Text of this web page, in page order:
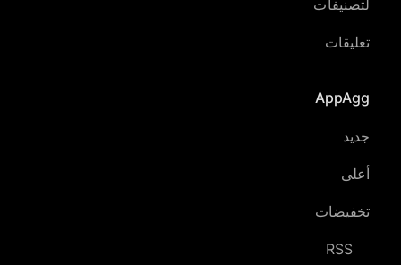
لتصنيفات
تعليقات
AppAgg
جديد
أعلى
تخفيضات
RSS